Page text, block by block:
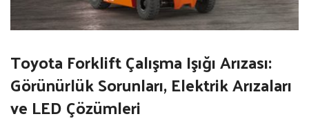
Toyota Forklift Çalışma Işığı Arızası:
Görünürlük Sorunları, Elektrik Arızaları
ve LED Çözümleri